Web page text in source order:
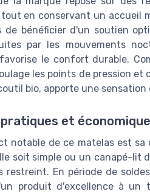
en conservant un accueil
de bénéficier d'un soutien
par les mouvements
le confort durable.
les points de pression
bio, apporte une
et
notable de ce matelas est
soit simple ou un canapé-lit
restreint. En période de
produit d'excellence à